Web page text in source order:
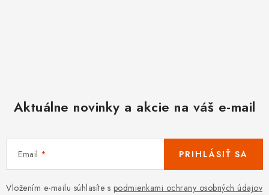
Aktuálne novinky a akcie na váš e-mail
Email
Vložením e-mailu súhlasíte s podmienkami ochrany osobných údajov
PRIHLÁSIŤ SA